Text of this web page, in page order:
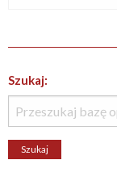
Szukaj: